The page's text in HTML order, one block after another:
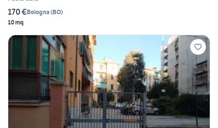
170 €Bologna (BO)
10 mq